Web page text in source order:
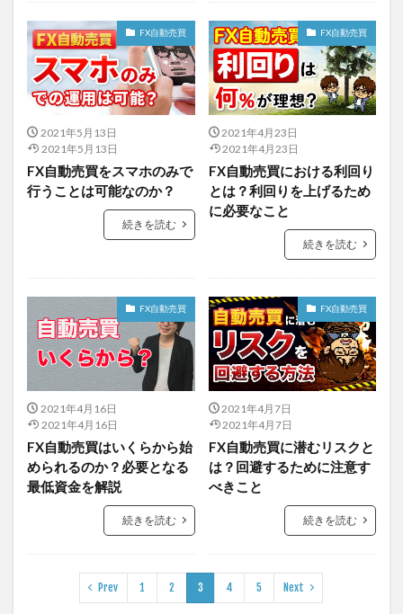
FX自動売買
2021年5月13日
2021年5月13日
FX自動売買をスマホのみで
行うことは可能なのか？
続きを読む
FX自動売買
2021年4月23日
2021年4月23日
FX自動売買における利回り
とは？利回りを上げるため
に必要なこと
続きを読む
FX自動売買
2021年4月16日
2021年4月16日
FX自動売買はいくらから始
められるのか？必要となる
最低資金を解説
続きを読む
FX自動売買
2021年4月7日
2021年4月7日
FX自動売買に潜むリスクと
は？回避するために注意す
べきこと
続きを読む
Prev 1 2 3 4 5 Next